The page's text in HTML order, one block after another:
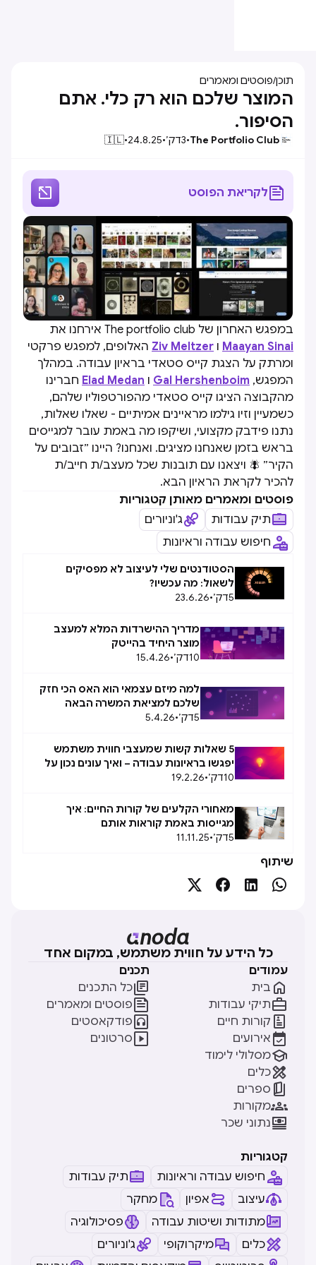
תוכן/פוסטים ומאמרים
המוצר שלכם הוא רק כלי. אתם
הסיפור.
The Portfolio Club
•
3דק׳•
24.8.25
•
🇮🇱
לקריאת הפוסט 
במפגש האחרון של The portfolio club אירחנו את
Maayan Sinai ו Ziv Meltzer האלופים, למפגש פרקטי
ומרתק על הצגת קייס סטאדי בראיון עבודה. במהלך
המפגש, Gal Hershenboim ו Elad Medan חברינו
מהקבוצה הציגו קייס סטאדי מהפורטפוליו שלהם,
כשמעיין וזיו גילמו מראיינים אמיתיים - שאלו שאלות,
נתנו פידבק מקצועי, ושיקפו מה באמת עובר למגייסים
בראש בזמן שאנחנו מציגים. ואנחנו? היינו ״זבובים על
הקיר״ 🪰 ויצאנו עם תובנות שכל מעצב/ת חייב/ת
להכיר לקראת הראיון הבא.
פוסטים ומאמרים מאותן קטגוריות
תיק עבודות
ג'וניורים
חיפוש עבודה וראיונות
הסטודנטים שלי לעיצוב לא מפסיקים
לשאול: מה עכשיו?
5דק׳•
23.6.26
מדריך ההישרדות המלא למעצב
מוצר היחיד בהייטק
10דק׳•
15.4.26
למה מיזם עצמאי הוא האס הכי חזק
שלכם למציאת המשרה הבאה
5דק׳•
5.4.26
5 שאלות קשות שמעצבי חווית משתמש
יפגשו בראיונות עבודה – ואיך עונים נכון על
כל שאלה
10דק׳•
19.2.26
מאחורי הקלעים של קורות החיים: איך
מגייסות באמת קוראות אותם
5דק׳•
11.11.25
שיתוף




כל הידע על חווית משתמש, במקום אחד
עמודים
בית 
תיקי עבודות
קורות חיים 
אירועים 
מסלולי לימוד
כלים
ספרים 
מקורות
נתוני שכר
תכנים
כל התכנים
פוסטים ומאמרים
פודקאסטים 
סרטונים 
קטגוריות
חיפוש עבודה וראיונות
תיק עבודות
עיצוב
אפיון
מחקר
מתודות ושיטות עבודה
פסיכולוגיה
כלים
מיקרוקופי
ג'וניורים